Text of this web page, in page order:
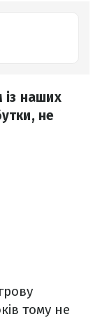
із наших
не
тому не